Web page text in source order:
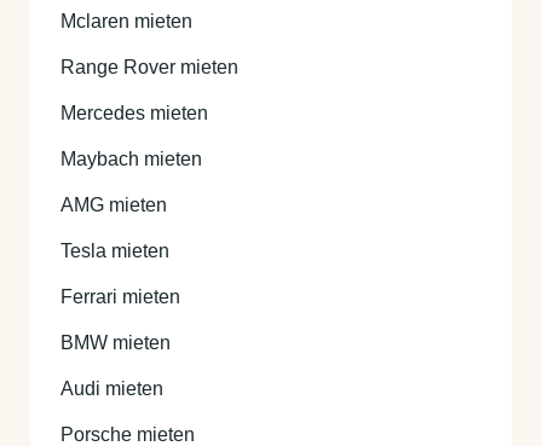
Mclaren mieten
Range Rover mieten
Mercedes mieten
Maybach mieten
AMG mieten
Tesla mieten
Ferrari mieten
BMW mieten
Audi mieten
Porsche mieten